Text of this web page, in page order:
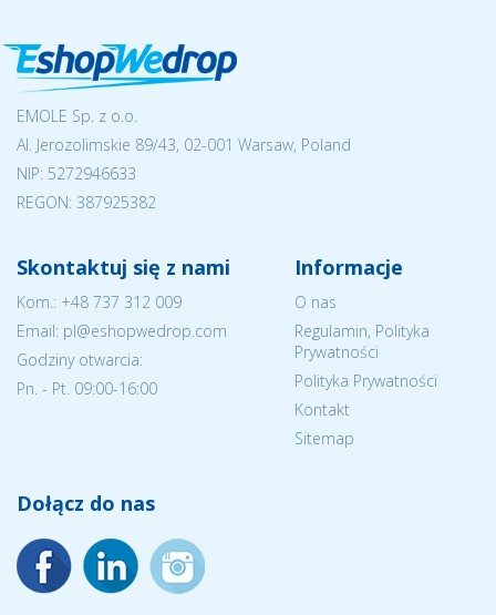
EMOLE Sp. z o.o.
Al. Jerozolimskie 89/43, 02-001 Warsaw, Poland
NIP: 5272946633
REGON: 387925382
Skontaktuj się z nami
Kom.: +48 737 312 009
Email: pl@eshopwedrop.com
Godziny otwarcia:
Pn. - Pt. 09:00-16:00
Informacje
O nas
Regulamin, Polityka
Prywatności
Polityka Prywatności
Kontakt
Sitemap
Dołącz do nas